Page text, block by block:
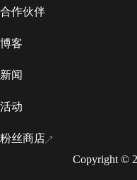
合作伙伴
博客
新闻
活动
粉丝商店
Copyright ©